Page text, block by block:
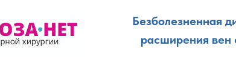
Безболезненная
расширения вен
Онлайн